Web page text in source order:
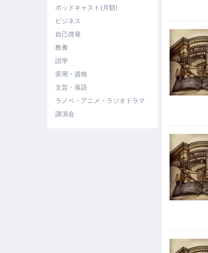
ポッドキャスト(月額)
ビジネス
自己啓発
教養
語学
実用・資格
文芸・落語
ラノベ・アニメ・ラジオドラマ
講演会